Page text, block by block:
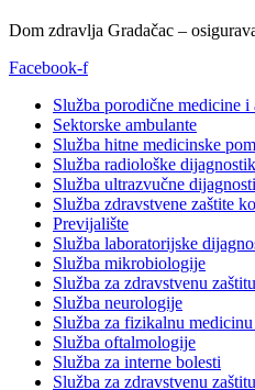
Dom zdravlja Gradačac –
Facebook-f
Služba porodične medicine i
Sektorske ambulante
Služba hitne medicinske
Služba radiološke
Služba ultrazvučne
Služba zdravstvene zaštite
Previjalište
Služba laboratorijske
Služba mikrobiologije
Služba za zdravstvenu
Služba neurologije
Služba za fizikalnu
Služba oftalmologije
Služba za interne bolesti
Služba za zdravstvenu